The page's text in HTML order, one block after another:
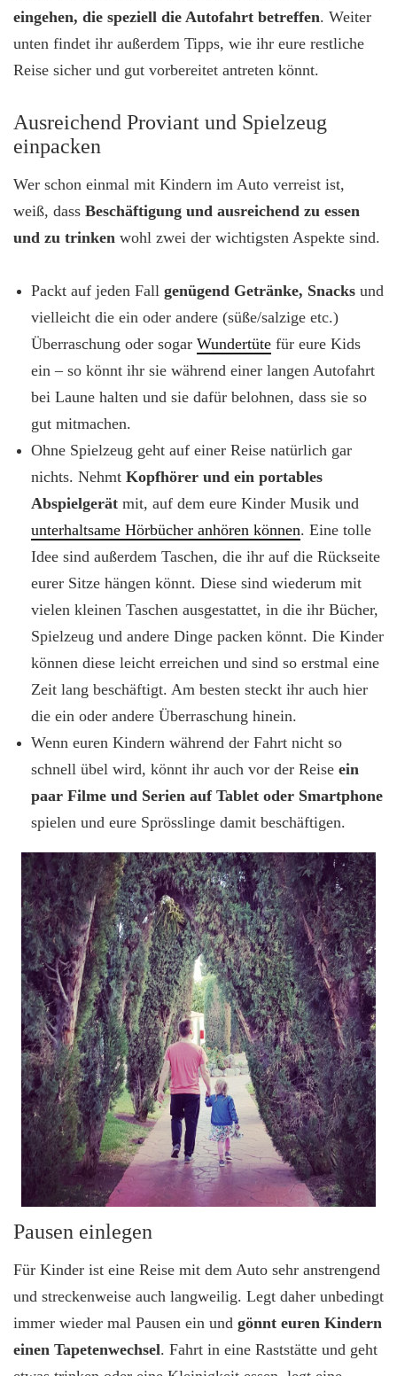
eingehen, die speziell die Autofahrt betreffen. Weiter
unten findet ihr außerdem Tipps, wie ihr eure restliche
Reise sicher und gut vorbereitet antreten könnt.
Ausreichend Proviant und Spielzeug
einpacken
Wer schon einmal mit Kindern im Auto verreist ist,
weiß, dass Beschäftigung und ausreichend zu essen
und zu trinken wohl zwei der wichtigsten Aspekte sind.
Packt auf jeden Fall genügend Getränke, Snacks und
vielleicht die ein oder andere (süße/salzige etc.)
Überraschung oder sogar Wundertüte für eure Kids
ein – so könnt ihr sie während einer langen Autofahrt
bei Laune halten und sie dafür belohnen, dass sie so
gut mitmachen.
Ohne Spielzeug geht auf einer Reise natürlich gar
nichts. Nehmt Kopfhörer und ein portables
Abspielgerät mit, auf dem eure Kinder Musik und
unterhaltsame Hörbücher anhören können. Eine tolle
Idee sind außerdem Taschen, die ihr auf die Rückseite
eurer Sitze hängen könnt. Diese sind wiederum mit
vielen kleinen Taschen ausgestattet, in die ihr Bücher,
Spielzeug und andere Dinge packen könnt. Die Kinder
können diese leicht erreichen und sind so erstmal eine
Zeit lang beschäftigt. Am besten steckt ihr auch hier
die ein oder andere Überraschung hinein.
Wenn euren Kindern während der Fahrt nicht so
schnell übel wird, könnt ihr auch vor der Reise ein
paar Filme und Serien auf Tablet oder Smartphone
spielen und eure Sprösslinge damit beschäftigen.
Pausen einlegen
Für Kinder ist eine Reise mit dem Auto sehr anstrengend
und streckenweise auch langweilig. Legt daher unbedingt
immer wieder mal Pausen ein und gönnt euren Kindern
einen Tapetenwechsel. Fahrt in eine Raststätte und geht